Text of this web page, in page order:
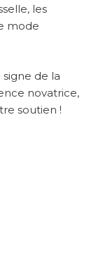
les
mode
de la
novatrice,
soutien !